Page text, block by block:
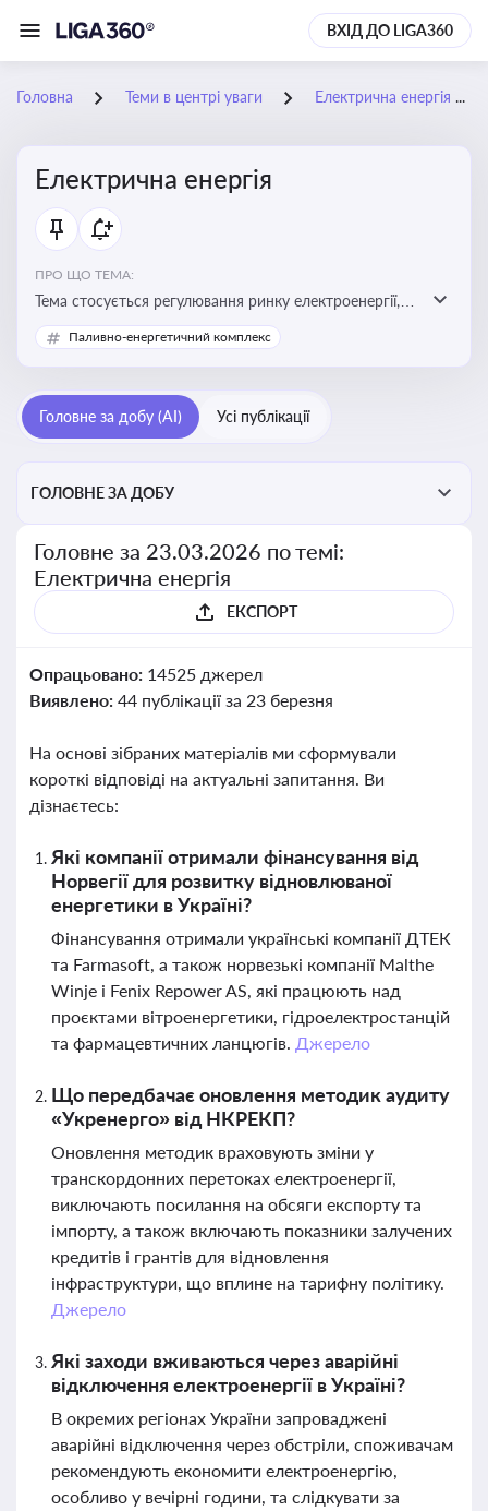
ВХІД ДО LIGA360
Головна Теми в центрі уваги Електрична енергія
Електрична енергія
ПРО ЩО ТЕМА:
Тема стосується регулювання ринку електроенергії,
включаючи її виробництво, постачання та фінансові
стимули для відновлюваної енергетики
Паливно-енергетичний комплекс
Головне за добу (AI) Усі публікації
ГОЛОВНЕ ЗА ДОБУ
Головне за 23.03.2026 по темі:
Електрична енергія
ЕКСПОРТ
Опрацьовано: 14525 джерел
Виявлено: 44 публікації за 23 березня
На основі зібраних матеріалів ми сформували
короткі відповіді на актуальні запитання. Ви
дізнаєтесь:
Які компанії отримали фінансування від
Норвегії для розвитку відновлюваної
енергетики в Україні?
Фінансування отримали українські компанії ДТЕК
та Farmasoft, а також норвезькі компанії Malthe
Winje і Fenix Repower AS, які працюють над
проєктами вітроенергетики, гідроелектростанцій
та фармацевтичних ланцюгів. Джерело
Що передбачає оновлення методик аудиту
«Укренерго» від НКРЕКП?
Оновлення методик враховують зміни у
транскордонних перетоках електроенергії,
виключають посилання на обсяги експорту та
імпорту, а також включають показники залучених
кредитів і грантів для відновлення
інфраструктури, що вплине на тарифну політику.
Джерело
Які заходи вживаються через аварійні
відключення електроенергії в Україні?
В окремих регіонах України запроваджені
аварійні відключення через обстріли, споживачам
рекомендують економити електроенергію,
особливо у вечірні години, та слідкувати за